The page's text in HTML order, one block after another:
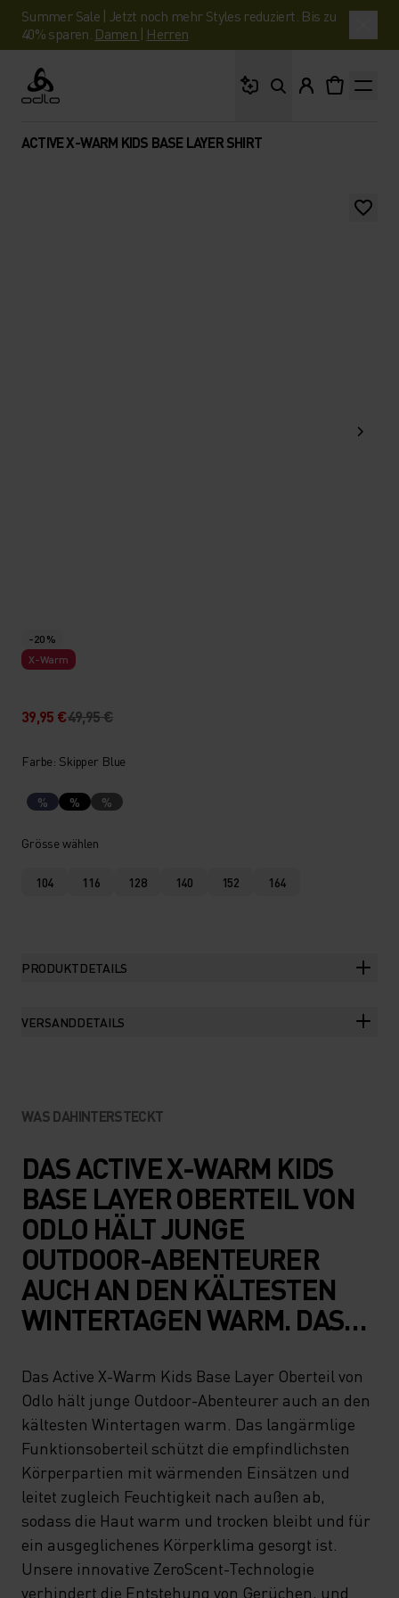
Summer Sale | Jetzt noch mehr Styles reduziert. Bis zu
40% sparen. Damen | Herren
Odlo
ACTIVE X-WARM KIDS BASE LAYER SHIRT
-20 %
X-Warm
39,95 €49,95 €
Farbe: Skipper Blue
% % %
Grösse wählen
104 116 128 140 152 164
PRODUKTDETAILS
VERSANDDETAILS
WAS DAHINTERSTECKT
DAS ACTIVE X-WARM KIDS
BASE LAYER OBERTEIL VON
ODLO HÄLT JUNGE
OUTDOOR-ABENTEURER
AUCH AN DEN KÄLTESTEN
WINTERTAGEN WARM. DAS
FUNKTIONSOBERTEIL
SCHÜTZT DIE
EMPFINDLICHSTEN
KÖRPERPARTIEN MIT
WÄRMENDEN EINSÄTZEN
UND LEITET ZUGLEICH
FEUCHTIGKEIT NACH
Das Active X-Warm Kids Base Layer Oberteil von
Odlo hält junge Outdoor-Abenteurer auch an den
kältesten Wintertagen warm. Das langärmlige
Funktionsoberteil schützt die empfindlichsten
Körperpartien mit wärmenden Einsätzen und
leitet zugleich Feuchtigkeit nach außen ab,
sodass die Haut warm und trocken bleibt und für
ein ausgeglichenes Körperklima gesorgt ist.
Unsere innovative ZeroScent-Technologie
verhindert die Entstehung von Gerüchen, und